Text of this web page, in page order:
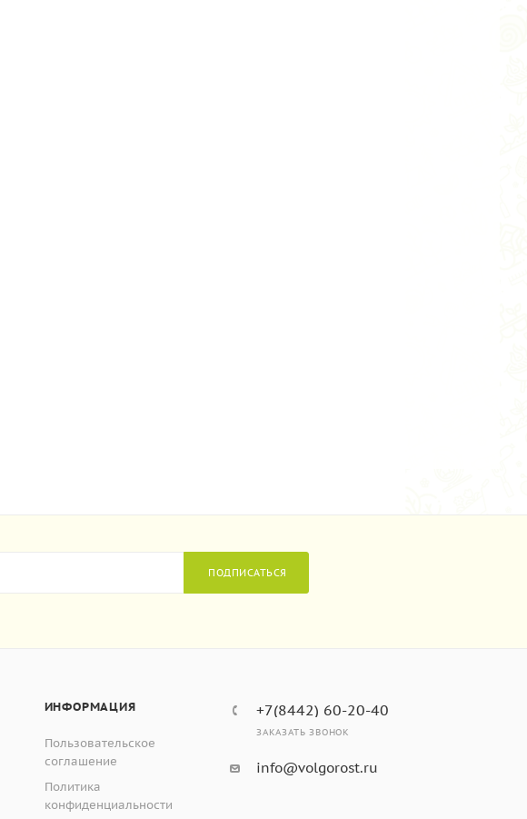
ПОДПИСАТЬСЯ
ИНФОРМАЦИЯ
Пользовательское
соглашение
Политика
конфиденциальности
+7(8442) 60-20-40
ЗАКАЗАТЬ ЗВОНОК
info@volgorost.ru